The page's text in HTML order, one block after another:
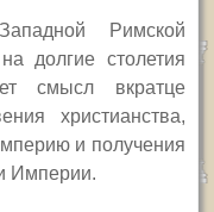
Римской
долгие столетия
смысл вкратце
христианства,
и получения
Империи.